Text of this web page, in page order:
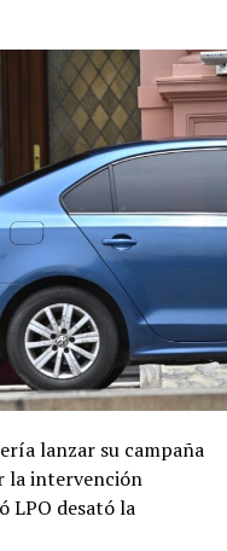
lanzar su campaña
la intervención
LPO desató la